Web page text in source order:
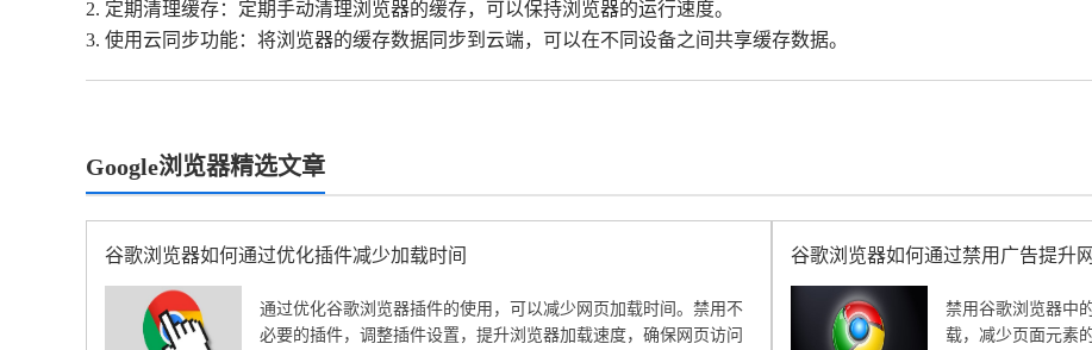
2. 定期清理缓存：定期手动清理浏览器的缓存，可以保持浏览器的运行速度。
3. 使用云同步功能：将浏览器的缓存数据同步到云端，可以在不同设备之间共享缓存数据。
Google浏览器精选文章
谷歌浏览器如何通过优化插件减少加载时间
通过优化谷歌浏览器插件的使用，可以减少网页加载时间。禁用不
必要的插件，调整插件设置，提升浏览器加载速度，确保网页访问
谷歌浏览器如何通过禁用广告提升
禁用谷歌浏览器中
载，减少页面元素